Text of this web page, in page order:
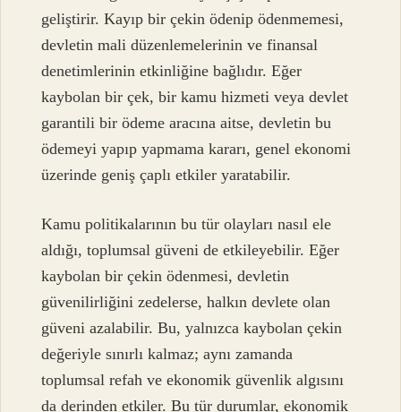
geliştirir. Kayıp bir çekin ödenip ödenmemesi,
devletin mali düzenlemelerinin ve finansal
denetimlerinin etkinliğine bağlıdır. Eğer
kaybolan bir çek, bir kamu hizmeti veya devlet
garantili bir ödeme aracına aitse, devletin bu
ödemeyi yapıp yapmama kararı, genel ekonomi
üzerinde geniş çaplı etkiler yaratabilir.
Kamu politikalarının bu tür olayları nasıl ele
aldığı, toplumsal güveni de etkileyebilir. Eğer
kaybolan bir çekin ödenmesi, devletin
güvenilirliğini zedelerse, halkın devlete olan
güveni azalabilir. Bu, yalnızca kaybolan çekin
değeriyle sınırlı kalmaz; aynı zamanda
toplumsal refah ve ekonomik güvenlik algısını
da derinden etkiler. Bu tür durumlar, ekonomik